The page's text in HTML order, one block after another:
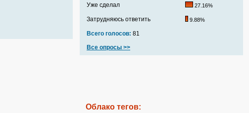
Уже сделал 27.16%
Затрудняюсь ответить 9.88%
Всего голосов: 81
Все опросы >>
Облако тегов: